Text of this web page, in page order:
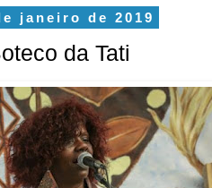
janeiro de 2019
da Tati